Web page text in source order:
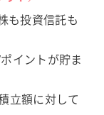
も投資信託も
イントが貯ま
立額に対して